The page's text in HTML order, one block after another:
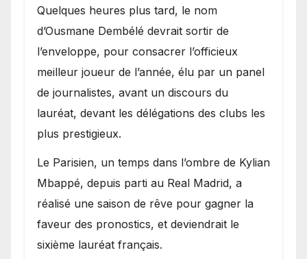
Quelques heures plus tard, le nom
d’Ousmane Dembélé devrait sortir de
l’enveloppe, pour consacrer l’officieux
meilleur joueur de l’année, élu par un panel
de journalistes, avant un discours du
lauréat, devant les délégations des clubs les
plus prestigieux.
Le Parisien, un temps dans l’ombre de Kylian
Mbappé, depuis parti au Real Madrid, a
réalisé une saison de rêve pour gagner la
faveur des pronostics, et deviendrait le
sixième lauréat français.